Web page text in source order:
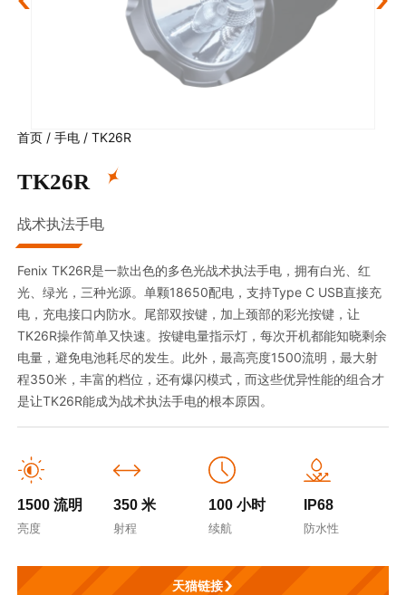
首页 /手电 /TK26R
TK26R
战术执法手电
Fenix TK26R是一款出色的多色光战术执法手电，拥有白光、红
光、绿光，三种光源。单颗18650配电，支持Type C USB直接充
电，充电接口内防水。尾部双按键，加上颈部的彩光按键，让
TK26R操作简单又快速。按键电量指示灯，每次开机都能知晓剩余
电量，避免电池耗尽的发生。此外，最高亮度1500流明，最大射
程350米，丰富的档位，还有爆闪模式，而这些优异性能的组合才
是让TK26R能成为战术执法手电的根本原因。
1500 流明
亮度
350 米
射程
100 小时
续航
IP68
防水性
天猫链接